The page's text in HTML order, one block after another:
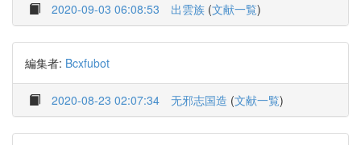
2020-09-03 06:08:53 出雲族 (文献一覧)
編集者: Bcxfubot
2020-08-23 02:07:34 无邪志国造 (文献一覧)